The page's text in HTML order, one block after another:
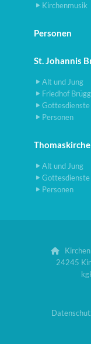
Kirchenmusik
Personen
St. Johannis
Alt und Jung
Friedhof
Gottesdienste
Personen
Alt und Jung
Gottesdienste
Personen

24245